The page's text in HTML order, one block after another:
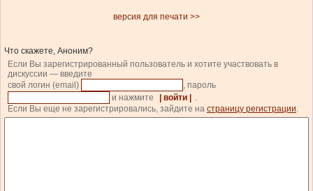
версия для печати >>
Что скажете, Аноним?
Если Вы зарегистрированный пользователь и хотите участвовать в
дискуссии — введите
свой логин (email)
, пароль
и нажмите
| войти |
.
Если Вы еще не зарегистрировались, зайдите на страницу регистрации.